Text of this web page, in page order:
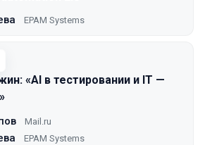
EPAM Systems
«AI в тестировании и IT —
Mail.ru
EPAM Systems